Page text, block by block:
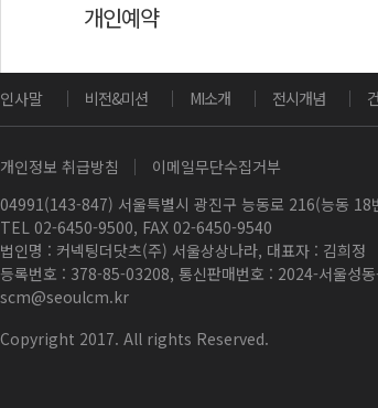
개인예약
인사말 비전&미션 MI소개 전시개념
개인정보 취급방침
이메일무단수집거부
04991(143-847) 서울특별시 광진구 능동로 216(능동 18
TEL 02-6450-9500, FAX 02-6450-9540
법인명 : 커넥팅더닷츠(주) 서울상상나라, 대표자 : 김희정
등록번호 : 378-85-03208, 통신판매번호 : 2024-서울성
scm@seoulcm.kr
Copyright 2017. All rights Reserved.